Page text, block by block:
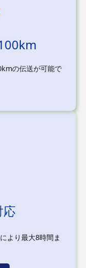
の伝送が可能で
より最大8時間ま